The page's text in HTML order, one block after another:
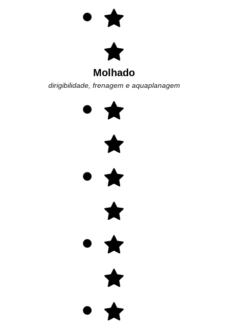
Molhado
dirigibilidade, frenagem e aquaplanagem